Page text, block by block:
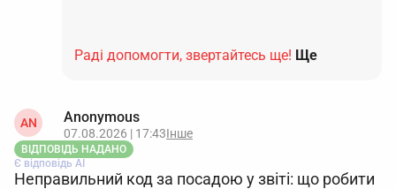
Раді допомогти, звертайтесь ще! Ще
AN Anonymous
07.08.2026 | 17:43Інше
ВІДПОВІДЬ НАДАНО
Є відповідь АІ
Неправильний код за посадою у звіті: що робити